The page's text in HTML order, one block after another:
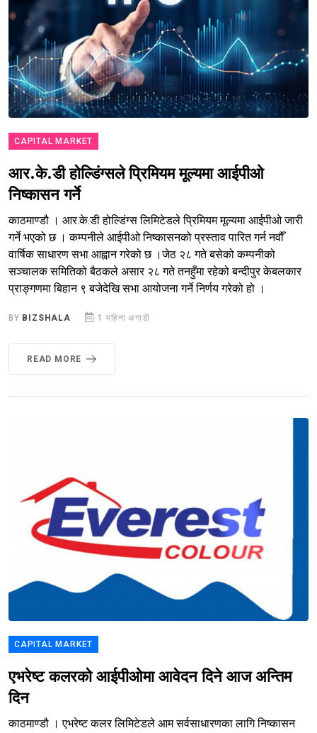
CAPITAL MARKET
आर.के.डी होल्डिंग्सले प्रिमियम मूल्यमा आईपीओ
निष्कासन गर्ने
काठमाण्डौ । आर.के.डी होल्डिंग्स लिमिटेडले प्रिमियम मूल्यमा आईपीओ जारी
गर्ने भएको छ । कम्पनीले आईपीओ निष्कासनको प्रस्ताव पारित गर्न नवौँ
वार्षिक साधारण सभा आह्वान गरेको छ ।जेठ २८ गते बसेको कम्पनीको
सञ्चालक समितिको बैठकले असार २८ गते तनहुँमा रहेको बन्दीपुर केबलकार
प्राङ्गणमा बिहान ९ बजेदेखि सभा आयोजना गर्ने निर्णय गरेको हो ।
BY BIZSHALA 1 महिना अगाडी
READ MORE
CAPITAL MARKET
एभरेष्ट कलरको आईपीओमा आवेदन दिने आज अन्तिम
दिन
काठमाण्डौ । एभरेष्ट कलर लिमिटेडले आम सर्वसाधारणका लागि निष्कासन